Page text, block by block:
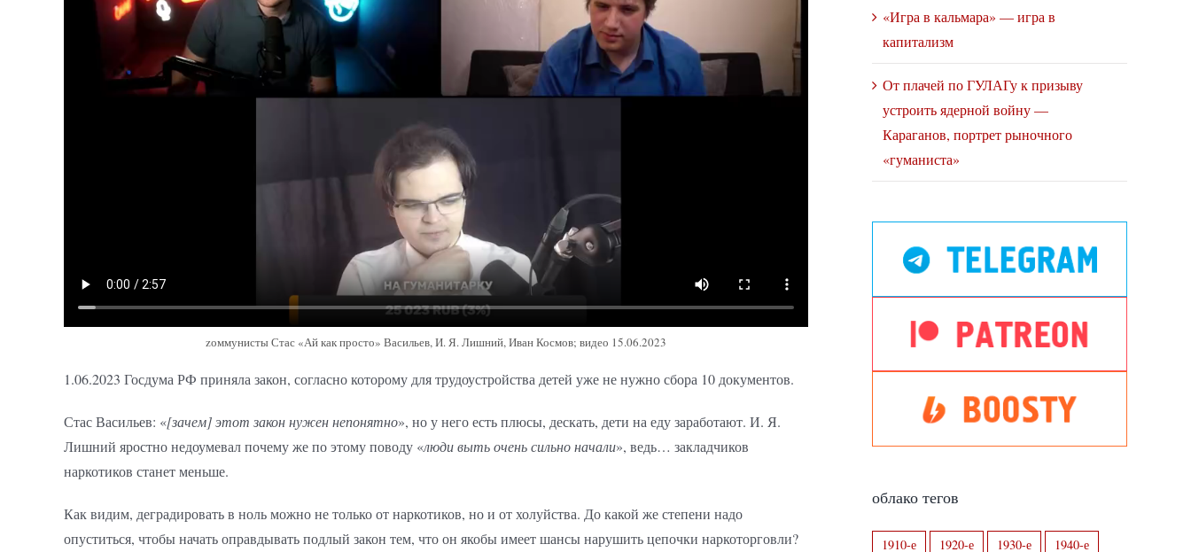
zоммунисты Стас «Ай как просто» Васильев, И. Я. Лишний, Иван Космов; видео 15.06.2023
1.06.2023 Госдума РФ приняла закон, согласно которому для трудоустройства детей уже не нужно сбора 10 документов.
Стас Васильев: «[зачем] этот закон нужен непонятно», но у него есть плюсы, дескать, дети на еду заработают. И. Я.
Лишний яростно недоумевал почему же по этому поводу «люди выть очень сильно начали», ведь… закладчиков
наркотиков станет меньше.
Как видим, деградировать в ноль можно не только от наркотиков, но и от холуйства. До какой же степени надо
опуститься, чтобы начать оправдывать подлый закон тем, что он якобы имеет шансы нарушить цепочки наркоторговли?
«Игра в кальмара» — игра в
капитализм
От плачей по ГУЛАГу к призыву
устроить ядерной войну —
Караганов, портрет рыночного
«гуманиста»
облако тегов
1910-е 1920-е 1930-е
1940-е